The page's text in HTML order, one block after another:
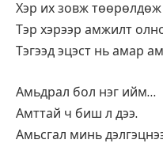
Хэр их зовж
Тэр хэрээр амжилт
Тэгээд эцэст нь амар
Амьдрал бол нэг ийм…
Амттай ч биш л дээ.
Амьсгал минь